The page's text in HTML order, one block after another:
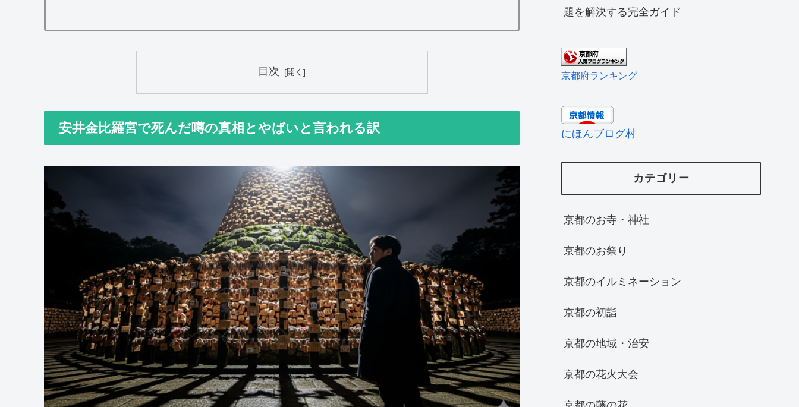
目次
安井金比羅宮で死んだ噂の真相とやばいと言われる訳
題を解決する完全ガイド
京都府ランキング
にほんブログ村
カテゴリー
京都のお寺・神社
京都のお祭り
京都のイルミネーション
京都の初詣
京都の地域・治安
京都の花火大会